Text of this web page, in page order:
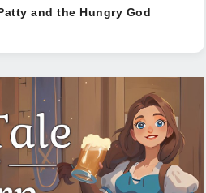
and the Hungry God